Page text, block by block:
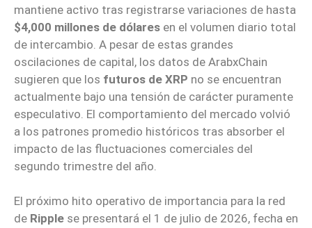
mantiene activo tras registrarse variaciones de hasta
$4,000 millones de dólares en el volumen diario total
de intercambio. A pesar de estas grandes
oscilaciones de capital, los datos de ArabxChain
sugieren que los futuros de XRP no se encuentran
actualmente bajo una tensión de carácter puramente
especulativo. El comportamiento del mercado volvió
a los patrones promedio históricos tras absorber el
impacto de las fluctuaciones comerciales del
segundo trimestre del año.
El próximo hito operativo de importancia para la red
de Ripple se presentará el 1 de julio de 2026, fecha en